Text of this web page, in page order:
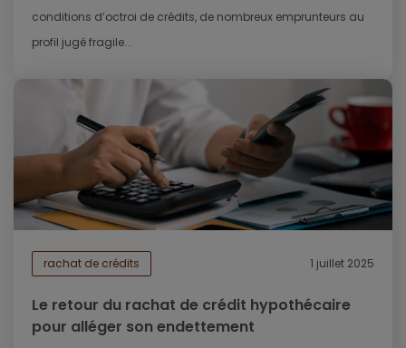
conditions d’octroi de crédits, de nombreux emprunteurs au
profil jugé fragile...
rachat de crédits 1 juillet 2025
Le retour du rachat de crédit hypothécaire
pour alléger son endettement